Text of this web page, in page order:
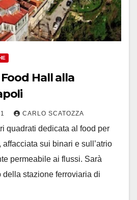
Hall alla
CARLO SCATOZZA
quadrati dedicata al food per
sui binari e sull’atrio
permeabile ai flussi. Sarà
della stazione ferroviaria di